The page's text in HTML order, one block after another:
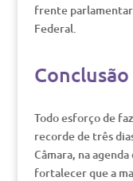
frente
Federal.
Conclusão
Todo esforço de
recorde de três
Câmara, na
fortalecer que a